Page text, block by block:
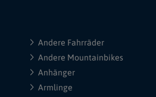
Andere Fahrräder
Andere Mountainbikes
Anhänger
Armlinge